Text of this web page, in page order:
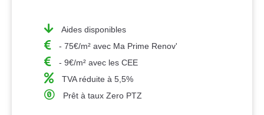
Aides disponibles
- 75€/m² avec Ma Prime Renov'
- 9€/m² avec les CEE
TVA réduite à 5,5%
Prêt à taux Zero PTZ